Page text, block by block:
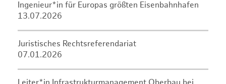
Ingenieur*in für Europas größten Eisenbahnhafen
13.07.2026
Juristisches Rechtsreferendariat
07.01.2026